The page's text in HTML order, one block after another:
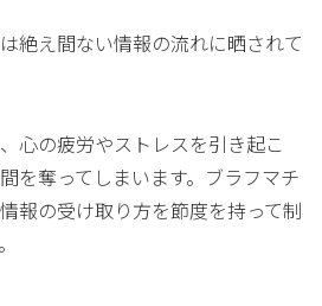
絶え間ない情報の流れに晒されて
心の疲労やストレスを引き起こ
を奪ってしまいます。ブラフマチ
報の受け取り方を節度を持って制